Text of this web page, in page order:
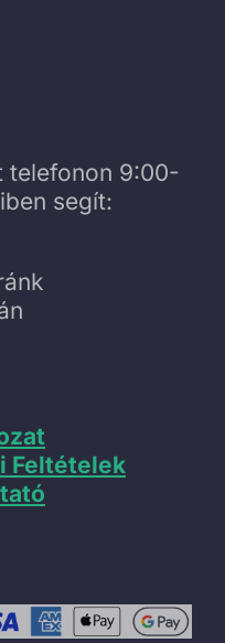
telefonon 9:00-
segít:
Feltételek